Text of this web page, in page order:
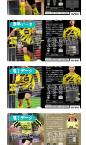
選手データ
選手データ
選手データ